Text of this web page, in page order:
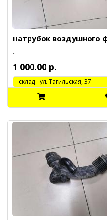
Патрубок воздушного
..
1 000.00 р.
cклад - ул. Тагильская, 37